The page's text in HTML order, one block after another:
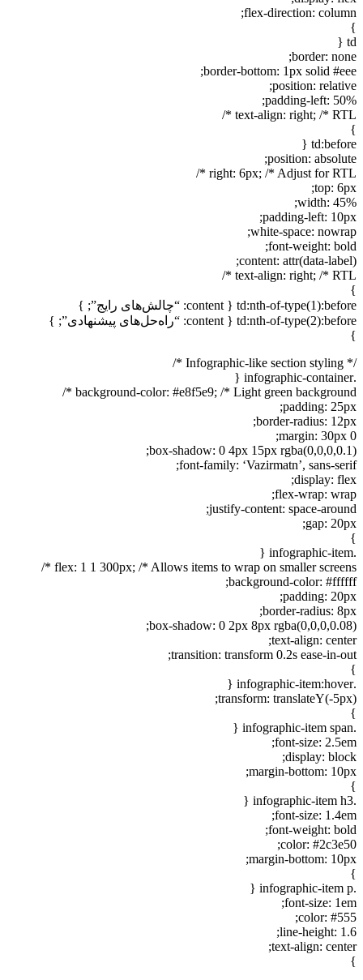
flex-direction: column;
}
td {
border: none;
border-bottom: 1px solid #eee;
position: relative;
padding-left: 50%;
text-align: right; /* RTL */
}
td:before {
position: absolute;
right: 6px; /* Adjust for RTL */
top: 6px;
width: 45%;
padding-left: 10px;
white-space: nowrap;
font-weight: bold;
content: attr(data-label);
text-align: right; /* RTL */
}
td:nth-of-type(1):before { content: “چالش‌های رایج”; }
td:nth-of-type(2):before { content: “راه‌حل‌های پیشنهادی”; }
}
/* Infographic-like section styling */
.infographic-container {
background-color: #e8f5e9; /* Light green background */
padding: 25px;
border-radius: 12px;
margin: 30px 0;
box-shadow: 0 4px 15px rgba(0,0,0,0.1);
font-family: ‘Vazirmatn’, sans-serif;
display: flex;
flex-wrap: wrap;
justify-content: space-around;
gap: 20px;
}
.infographic-item {
flex: 1 1 300px; /* Allows items to wrap on smaller screens */
background-color: #ffffff;
padding: 20px;
border-radius: 8px;
box-shadow: 0 2px 8px rgba(0,0,0,0.08);
text-align: center;
transition: transform 0.2s ease-in-out;
}
.infographic-item:hover {
transform: translateY(-5px);
}
.infographic-item span {
font-size: 2.5em;
display: block;
margin-bottom: 10px;
}
.infographic-item h3 {
font-size: 1.4em;
font-weight: bold;
color: #2c3e50;
margin-bottom: 10px;
}
.infographic-item p {
font-size: 1em;
color: #555;
line-height: 1.6;
text-align: center;
}